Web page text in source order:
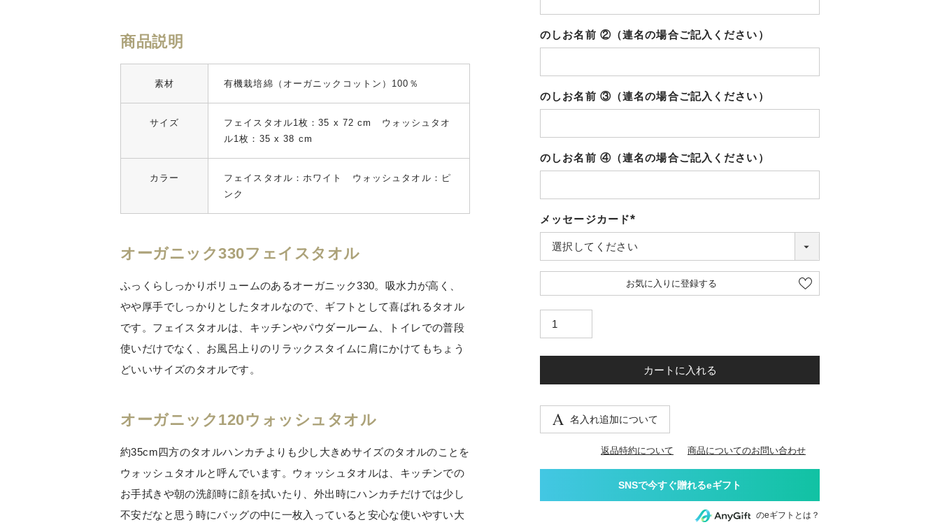
のしお名前 ②（連名の場合ご記入ください）
のしお名前 ③（連名の場合ご記入ください）
のしお名前 ④（連名の場合ご記入ください）
メッセージカード
(必
須)
お気に入りに登録する
カートに入れる
名入れ追加について
返品特約について 商品についてのお問い合わせ
のeギフトとは？
商品説明
素材 有機栽培綿（オーガニックコットン）100％
サイズ
フェイスタオル1枚：35 x 72 cm ウォッシュタオ
ル1枚：35 x 38 cm
カラー
フェイスタオル：ホワイト ウォッシュタオル：ピ
ンク
オーガニック330フェイスタオル
ふっくらしっかりボリュームのあるオーガニック330。吸水力が高く、
やや厚手でしっかりとしたタオルなので、ギフトとして喜ばれるタオル
です。フェイスタオルは、キッチンやパウダールーム、トイレでの普段
使いだけでなく、お風呂上りのリラックスタイムに肩にかけてもちょう
どいいサイズのタオルです。
オーガニック120ウォッシュタオル
約35cm四方のタオルハンカチよりも少し大きめサイズのタオルのことを
ウォッシュタオルと呼んでいます。ウォッシュタオルは、キッチンでの
お手拭きや朝の洗顔時に顔を拭いたり、外出時にハンカチだけでは少し
不安だなと思う時にバッグの中に一枚入っていると安心な使いやすい大